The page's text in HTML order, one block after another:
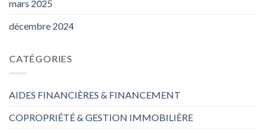
mars 2025
décembre 2024
CATÉGORIES
AIDES FINANCIÈRES & FINANCEMENT
COPROPRIÉTÉ & GESTION IMMOBILIÈRE